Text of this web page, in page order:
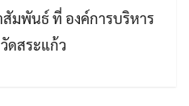
Search
มพันธ์ ที่ องค์การบริหาร
ดสระแก้ว